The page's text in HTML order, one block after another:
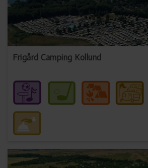
Frigård Camping Kollund